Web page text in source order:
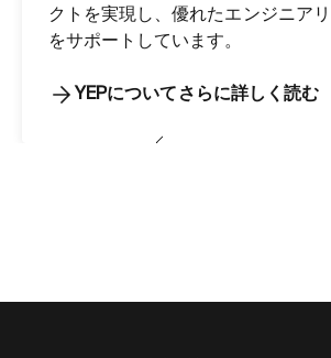
クトを実現し、優れたエンジニア
をサポートしています。
YEPについてさらに詳しく読む